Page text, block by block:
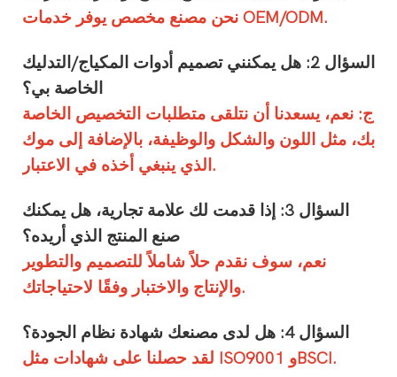
نحن مصنع مخصص يوفر خدمات OEM/ODM.
السؤال 2: هل يمكنني تصميم أدوات المكياج/التدليك
الخاصة بي؟
ج: نعم، يسعدنا أن نتلقى متطلبات التخصيص الخاصة
بك، مثل اللون والشكل والوظيفة، بالإضافة إلى موك
الذي ينبغي أخذه في الاعتبار.
السؤال 3: إذا قدمت لك علامة تجارية، هل يمكنك
صنع المنتج الذي أريده؟
نعم، سوف نقدم حلاً شاملاً للتصميم والتطوير
والإنتاج والاختبار وفقًا لاحتياجاتك.
السؤال 4: هل لدى مصنعك شهادة نظام الجودة؟
لقد حصلنا على شهادات مثل ISO9001 وBSCI.